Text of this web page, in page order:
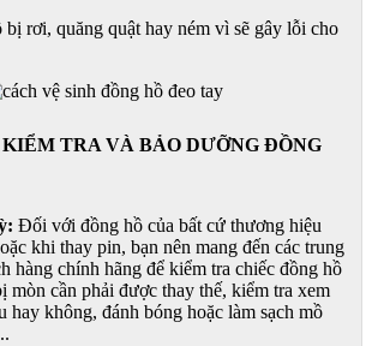
bị rơi, quăng quật hay ném vì sẽ gây lỗi cho
TRA VÀ BẢO DƯỠNG ĐỒNG
Đối với đồng hồ của bất cứ thương hiệu
khi thay pin, bạn nên mang đến các trung
hàng chính hãng để kiểm tra chiếc đồng hồ
mòn cần phải được thay thế, kiểm tra xem
hay không, đánh bóng hoặc làm sạch mồ